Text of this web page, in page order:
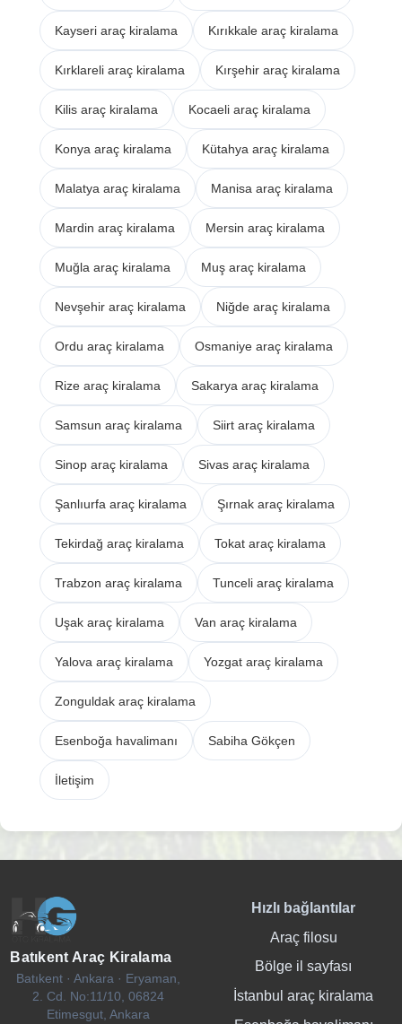
Kayseri araç kiralama Kırıkkale araç kiralama
Kırklareli araç kiralama Kırşehir araç kiralama
Kilis araç kiralama Kocaeli araç kiralama
Konya araç kiralama Kütahya araç kiralama
Malatya araç kiralama Manisa araç kiralama
Mardin araç kiralama Mersin araç kiralama
Muğla araç kiralama Muş araç kiralama
Nevşehir araç kiralama Niğde araç kiralama
Ordu araç kiralama Osmaniye araç kiralama
Rize araç kiralama Sakarya araç kiralama
Samsun araç kiralama Siirt araç kiralama
Sinop araç kiralama Sivas araç kiralama
Şanlıurfa araç kiralama Şırnak araç kiralama
Tekirdağ araç kiralama Tokat araç kiralama
Trabzon araç kiralama Tunceli araç kiralama
Uşak araç kiralama Van araç kiralama
Yalova araç kiralama Yozgat araç kiralama
Zonguldak araç kiralama
Esenboğa havalimanı Sabiha Gökçen
İletişim
Batıkent Araç Kiralama
Batıkent · Ankara · Eryaman,
2. Cd. No:11/10, 06824
Etimesgut, Ankara
Hızlı bağlantılar
Araç filosu
Bölge il sayfası
İstanbul araç kiralama